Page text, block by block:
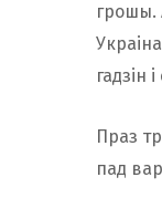
грошы.
гадзін
Праз
пад